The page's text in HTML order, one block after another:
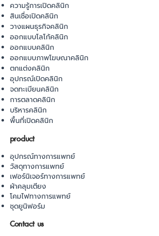
ความรู้การเปิดคลินิก
สินเชื่อเปิดคลินิก
วางแผนธุรกิจคลินิก
ออกแบบโลโก้คลินิก
ออกแบบคลินิก
ออกแบบภาพโฆษณาคลินิก
ตกแต่งคลินิก
อุปกรณ์เปิดคลินิก
จดทะเบียนคลินิก
การตลาดคลินิก
บริหารคลินิก
พื้นที่เปิดคลินิก
product
อุปกรณ์ทางการแพทย์
วัสดุทางการแพทย์
เฟอร์นิเจอร์ทางการแพทย์
ผ้าคลุมเตียง
โคมไฟทางการแพทย์
ชุดยูนิฟอร์ม
Contact us